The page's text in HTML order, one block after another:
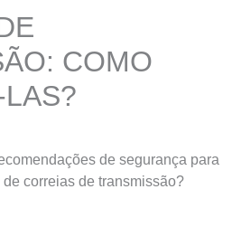
COMO
de segurança para
correias de transmissão?